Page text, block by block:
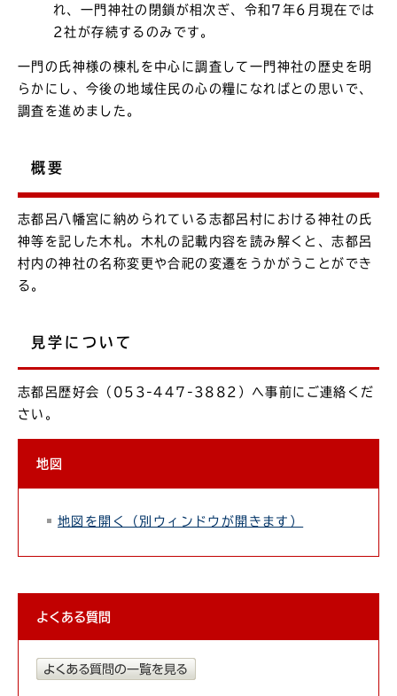
れ、一門神社の閉鎖が相次ぎ、令和7年6月現在では
2社が存続するのみです。
一門の氏神様の棟札を中心に調査して一門神社の歴史を明
らかにし、今後の地域住民の心の糧になればとの思いで、
調査を進めました。
概要
志都呂八幡宮に納められている志都呂村における神社の氏
神等を記した木札。木札の記載内容を読み解くと、志都呂
村内の神社の名称変更や合祀の変遷をうかがうことができ
る。
見学について
志都呂歴好会（053-447-3882）へ事前にご連絡くだ
さい。
地図
地図を開く（別ウィンドウが開きます）
よくある質問